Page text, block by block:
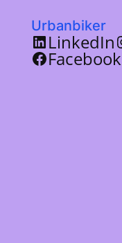
Urbanbiker
LinkedIn
Facebook